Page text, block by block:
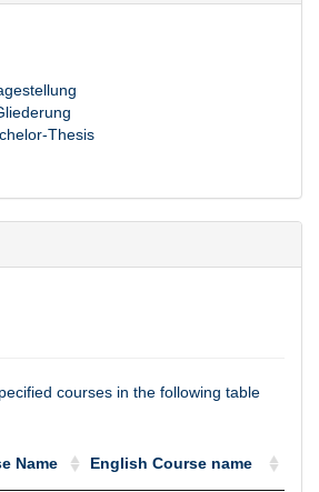
Thesis
courses in the following table
Name English Course name